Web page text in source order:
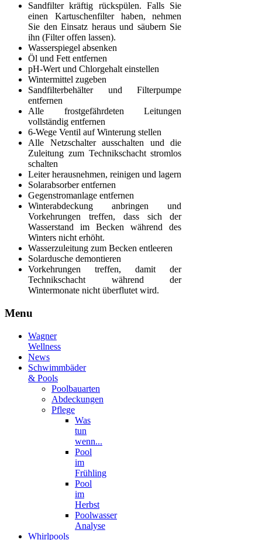
Sandfilter kräftig rückspülen. Falls Sie
einen Kartuschenfilter haben, nehmen
Sie den Einsatz heraus und säubern Sie
ihn (Filter offen lassen).
Wasserspiegel absenken
Öl und Fett entfernen
pH-Wert und Chlorgehalt einstellen
Wintermittel zugeben
Sandfilterbehälter und Filterpumpe
entfernen
Alle frostgefährdeten Leitungen
vollständig entfernen
6-Wege Ventil auf Winterung stellen
Alle Netzschalter ausschalten und die
Zuleitung zum Technikschacht stromlos
schalten
Leiter herausnehmen, reinigen und lagern
Solarabsorber entfernen
Gegenstromanlage entfernen
Winterabdeckung anbringen und
Vorkehrungen treffen, dass sich der
Wasserstand im Becken während des
Winters nicht erhöht.
Wasserzuleitung zum Becken entleeren
Solardusche demontieren
Vorkehrungen treffen, damit der
Technikschacht während der
Wintermonate nicht überflutet wird.
Menu
Wagner
Wellness
News
Schwimmbäder
& Pools
Poolbauarten
Abdeckungen
Pflege
Was
tun
wenn...
Pool
im
Frühling
Pool
im
Herbst
Poolwasser
Analyse
Whirlpools